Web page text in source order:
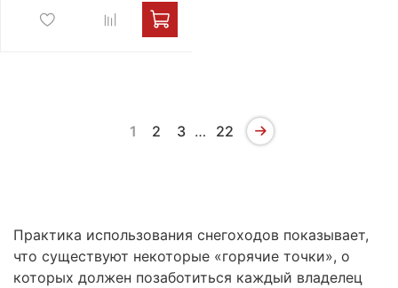
1 2 3 … 22
Практика использования снегоходов показывает,
что существуют некоторые «горячие точки», о
которых должен позаботиться каждый владелец